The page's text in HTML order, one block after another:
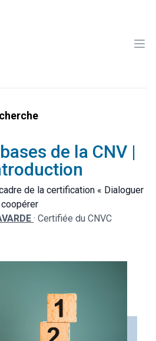
de la CNV |
de la certification « Dialoguer
· Certifiée du CNVC